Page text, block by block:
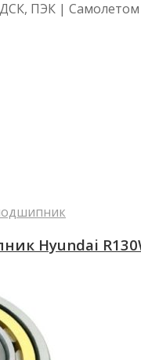
ПЭК | Самолетом
Hyundai